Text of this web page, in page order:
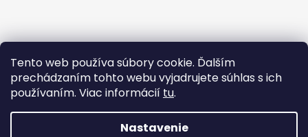
Tento web používa súbory cookie. Ďalším
prechádzaním tohto webu vyjadrujete súhlas s ich
používaním. Viac informácií tu.
Nastavenie
Facebook